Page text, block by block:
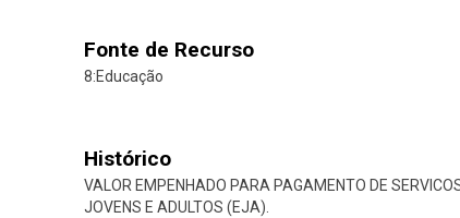
Fonte de Recurso
8:Educação
Histórico
VALOR EMPENHADO PARA PAGAMENTO DE
JOVENS E ADULTOS (EJA).